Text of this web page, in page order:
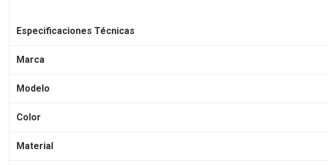
Especificaciones Técnicas
Marca
Modelo
Color
Material